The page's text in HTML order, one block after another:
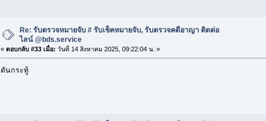
Re: รับตรวจหมายจับ # รับเช็คหมายจับ, รับตรวจคดีอาญา ติดต่อ
ไลน์ @bds.service
« ตอบกลับ #33 เมื่อ: วันที่ 14 สิงหาคม 2025, 09:22:04 น. »
ดันกระทู้